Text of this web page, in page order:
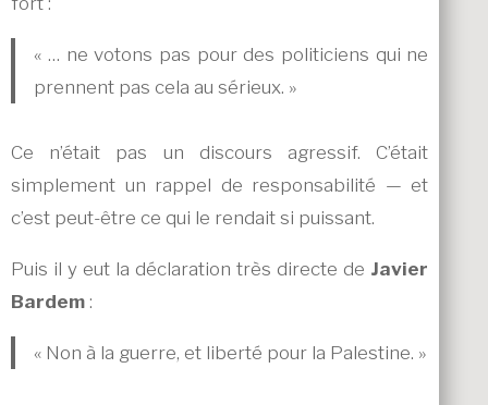
« … ne votons pas pour des politiciens qui ne
prennent pas cela au sérieux. »
Ce n’était pas un discours agressif. C’était
simplement un rappel de responsabilité — et
c’est peut-être ce qui le rendait si puissant.
Puis il y eut la déclaration très directe de Javier
Bardem :
« Non à la guerre, et liberté pour la Palestine. »